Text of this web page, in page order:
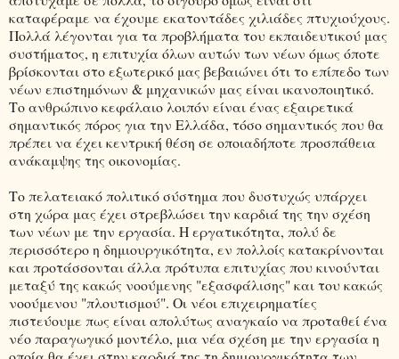
καταφέραμε να έχουμε εκατοντάδες χιλιάδες πτυχιούχους.
Πολλά λέγονται για τα προβλήματα του εκπαιδευτικού μας
συστήματος, η επιτυχία όλων αυτών των νέων όμως όποτε
βρίσκονται στο εξωτερικό μας βεβαιώνει ότι το επίπεδο των
νέων επιστημόνων & μηχανικών μας είναι ικανοποιητικό.
Το ανθρώπινο κεφάλαιο λοιπόν είναι ένας εξαιρετικά
σημαντικός πόρος για την Ελλάδα, τόσο σημαντικός που θα
πρέπει να έχει κεντρική θέση σε οποιαδήποτε προσπάθεια
ανάκαμψης της οικονομίας.
Το πελατειακό πολιτικό σύστημα που δυστυχώς υπάρχει
στη χώρα μας έχει στρεβλώσει την καρδιά της την σχέση
των νέων με την εργασία. Η εργατικότητα, πολύ δε
περισσότερο η δημιουργικότητα, εν πολλοίς κατακρίνονται
και προτάσσονται άλλα πρότυπα επιτυχίας που κινούνται
μεταξύ της κακώς νοούμενης "εξασφάλισης" και του κακώς
νοούμενου "πλουτισμού". Οι νέοι επιχειρηματίες
πιστεύουμε πως είναι απολύτως αναγκαίο να προταθεί ένα
νέο παραγωγικό μοντέλο, μια νέα σχέση με την εργασία η